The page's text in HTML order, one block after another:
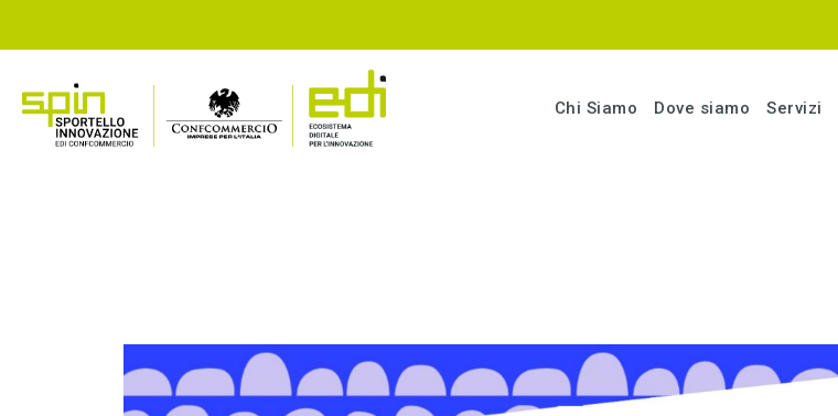
Chi Siamo Dove siamo Servizi